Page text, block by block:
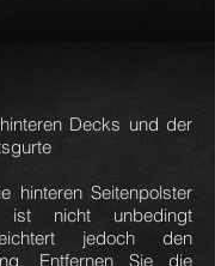
Decks und der
hinteren Seitenpolster
ist nicht unbedingt
jedoch den
Entfernen Sie die